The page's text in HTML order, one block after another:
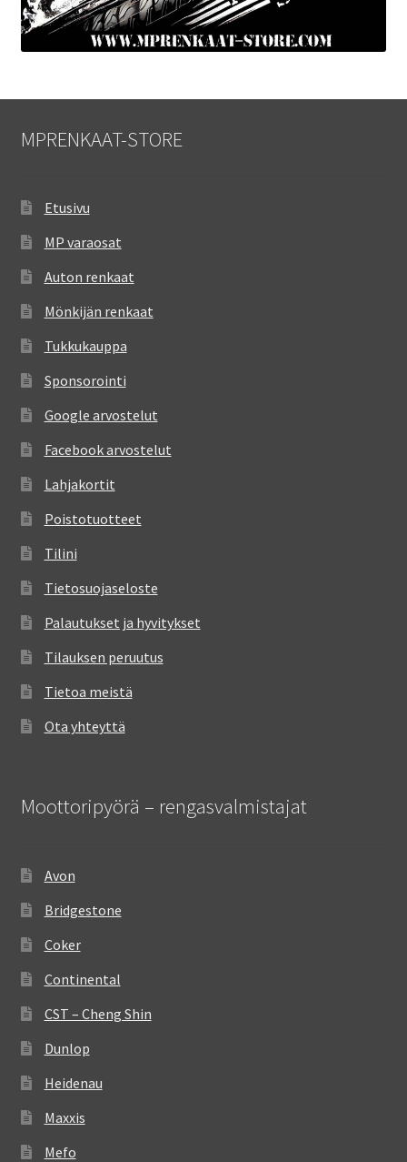
MPRENKAAT-STORE
Etusivu
MP varaosat
Auton renkaat
Mönkijän renkaat
Tukkukauppa
Sponsorointi
Google arvostelut
Facebook arvostelut
Lahjakortit
Poistotuotteet
Tilini
Tietosuojaseloste
Palautukset ja hyvitykset
Tilauksen peruutus
Tietoa meistä
Ota yhteyttä
Moottoripyörä – rengasvalmistajat
Avon
Bridgestone
Coker
Continental
CST – Cheng Shin
Dunlop
Heidenau
Maxxis
Mefo